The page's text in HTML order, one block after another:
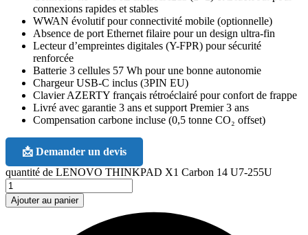
connexions rapides et stables
WWAN évolutif pour connectivité mobile (optionnelle)
Absence de port Ethernet filaire pour un design ultra-fin
Lecteur d’empreintes digitales (Y-FPR) pour sécurité
renforcée
Batterie 3 cellules 57 Wh pour une bonne autonomie
Chargeur USB-C inclus (3PIN EU)
Clavier AZERTY français rétroéclairé pour confort de frappe
Livré avec garantie 3 ans et support Premier 3 ans
Compensation carbone incluse (0,5 tonne CO₂ offset)
📩 Demander un devis
quantité de LENOVO THINKPAD X1 Carbon 14 U7-255U
Ajouter au panier